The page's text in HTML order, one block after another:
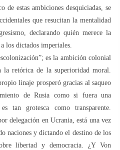
de estas ambiciones desquiciadas, se
que resucitan la mentalidad
declarando quién merece la
los dictados imperiales.
es la ambición colonial
la retórica de la superioridad moral.
linaje prosperó gracias al saqueo
de Rusia como si fuera una
tan grotesca como transparente.
delegación en Ucrania, está una vez
naciones y dictando el destino de los
libertad y democracia. ¿Y Von